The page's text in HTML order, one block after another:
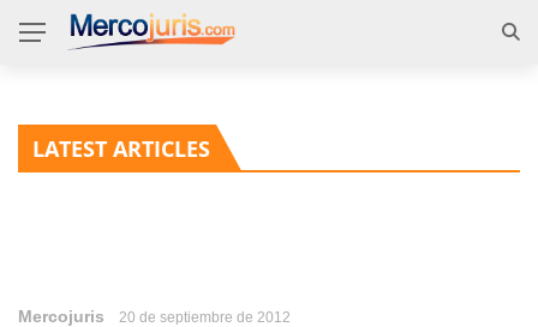
LATEST ARTICLES
Mercojuris 20 de septiembre de 2012